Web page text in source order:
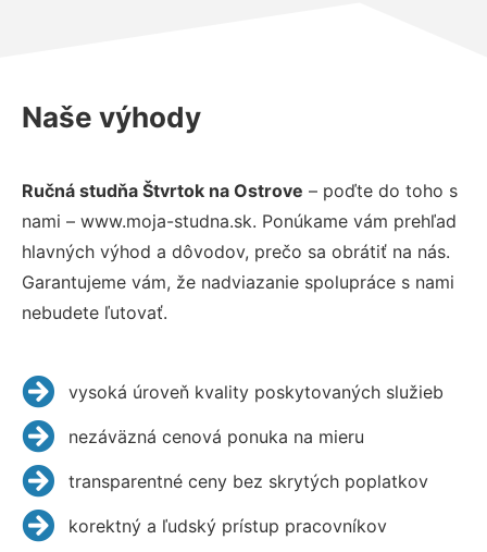
Naše výhody
Ručná studňa Štvrtok na Ostrove – poďte do toho s
nami – www.moja-studna.sk. Ponúkame vám prehľad
hlavných výhod a dôvodov, prečo sa obrátiť na nás.
Garantujeme vám, že nadviazanie spolupráce s nami
nebudete ľutovať.
vysoká úroveň kvality poskytovaných služieb
nezáväzná cenová ponuka na mieru
transparentné ceny bez skrytých poplatkov
korektný a ľudský prístup pracovníkov